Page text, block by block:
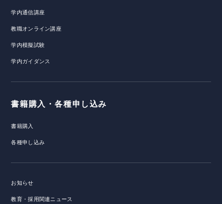
学内通信講座
教職オンライン講座
学内模擬試験
学内ガイダンス
書籍購入・各種申し込み
書籍購入
各種申し込み
お知らせ
教育・採用関連ニュース